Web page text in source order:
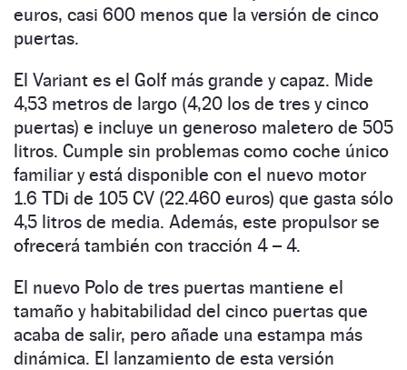
euros, casi 600 menos que la versión de cinco
puertas.
El Variant es el Golf más grande y capaz. Mide
4,53 metros de largo (4,20 los de tres y cinco
puertas) e incluye un generoso maletero de 505
litros. Cumple sin problemas como coche único
familiar y está disponible con el nuevo motor
1.6 TDi de 105 CV (22.460 euros) que gasta sólo
4,5 litros de media. Además, este propulsor se
ofrecerá también con tracción 4 – 4.
El nuevo Polo de tres puertas mantiene el
tamaño y habitabilidad del cinco puertas que
acaba de salir, pero añade una estampa más
dinámica. El lanzamiento de esta versión